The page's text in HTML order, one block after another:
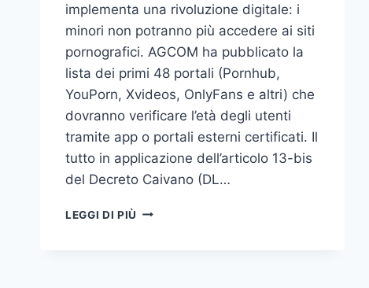
implementa una rivoluzione digitale: i
minori non potranno più accedere ai siti
pornografici. AGCOM ha pubblicato la
lista dei primi 48 portali (Pornhub,
YouPorn, Xvideos, OnlyFans e altri) che
dovranno verificare l’età degli utenti
tramite app o portali esterni certificati. Il
tutto in applicazione dell’articolo 13-bis
del Decreto Caivano (DL…
LEGGI DI PIÙ DAL